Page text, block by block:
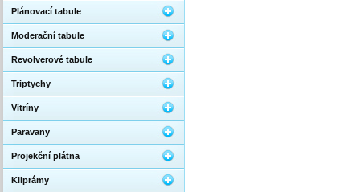
Plánovací tabule
Moderační tabule
Revolverové tabule
Triptychy
Vitríny
Paravany
Projekční plátna
Kliprámy